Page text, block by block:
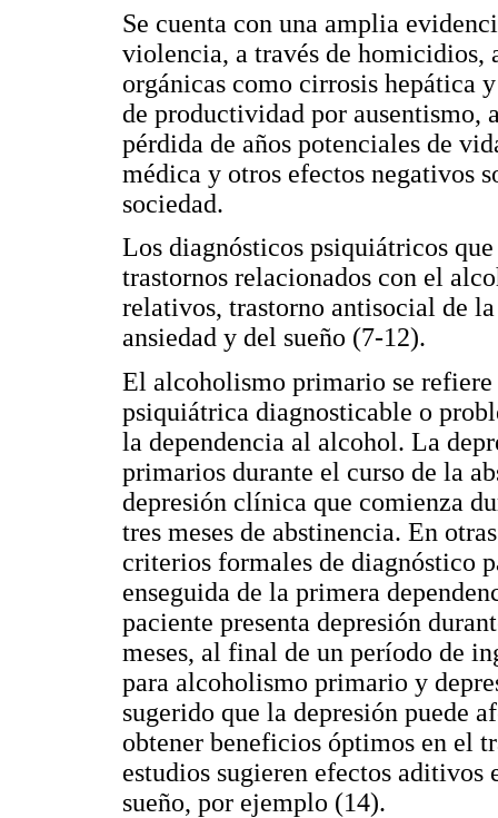
Se cuenta con una amplia
violencia, a través de homicidios,
orgánicas como cirrosis hepática
de productividad por ausentismo,
pérdida de años potenciales de
médica y otros efectos negativos
sociedad.
Los diagnósticos psiquiátricos
trastornos relacionados con el
relativos, trastorno antisocial de
ansiedad y del sueño (7-12).
El alcoholismo primario se refiere
psiquiátrica diagnosticable o
la dependencia al alcohol. La
primarios durante el curso de la
depresión clínica que comienza
tres meses de abstinencia. En
criterios formales de diagnóstico
enseguida de la primera
paciente presenta depresión
meses, al final de un período de
para alcoholismo primario y
sugerido que la depresión puede
obtener beneficios óptimos en el
estudios sugieren efectos
sueño, por ejemplo (14).